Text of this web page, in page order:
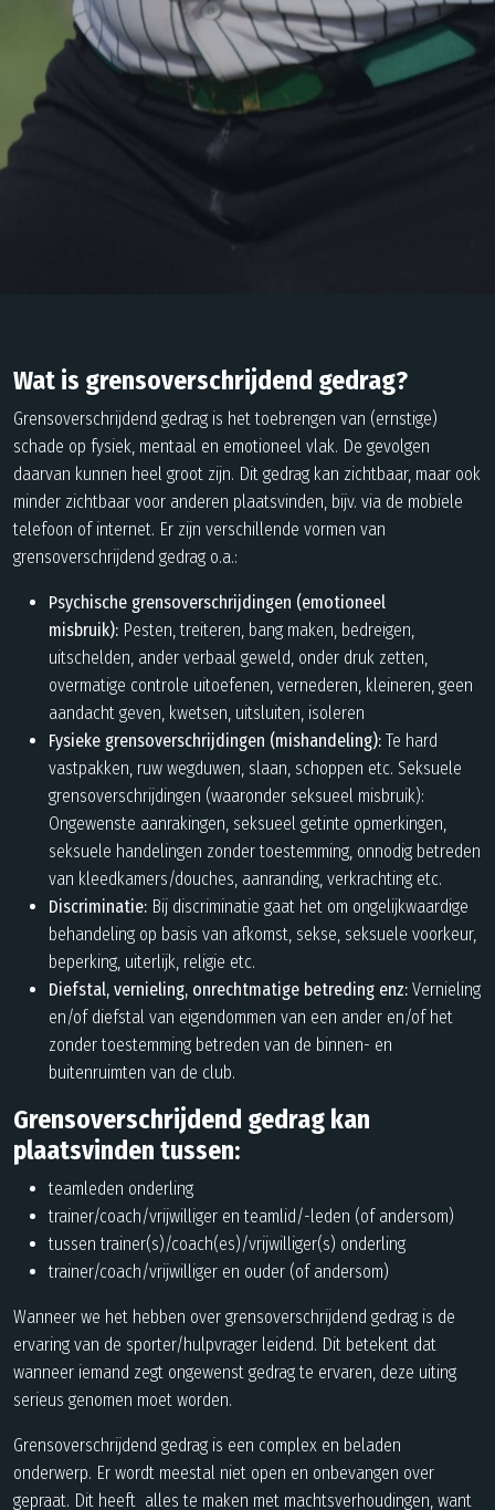
Wat is grensoverschrijdend gedrag?
Grensoverschrijdend gedrag is het toebrengen van (ernstige)
schade op fysiek, mentaal en emotioneel vlak. De gevolgen
daarvan kunnen heel groot zijn. Dit gedrag kan zichtbaar, maar ook
minder zichtbaar voor anderen plaatsvinden, bijv. via de mobiele
telefoon of internet. Er zijn verschillende vormen van
grensoverschrijdend gedrag o.a.:
Psychische grensoverschrijdingen (emotioneel
misbruik): Pesten, treiteren, bang maken, bedreigen,
uitschelden, ander verbaal geweld, onder druk zetten,
overmatige controle uitoefenen, vernederen, kleineren, geen
aandacht geven, kwetsen, uitsluiten, isoleren
Fysieke grensoverschrijdingen (mishandeling): Te hard
vastpakken, ruw wegduwen, slaan, schoppen etc. Seksuele
grensoverschrijdingen (waaronder seksueel misbruik):
Ongewenste aanrakingen, seksueel getinte opmerkingen,
seksuele handelingen zonder toestemming, onnodig betreden
van kleedkamers/douches, aanranding, verkrachting etc.
Discriminatie: Bij discriminatie gaat het om ongelijkwaardige
behandeling op basis van afkomst, sekse, seksuele voorkeur,
beperking, uiterlijk, religie etc.
Diefstal, vernieling, onrechtmatige betreding enz: Vernieling
en/of diefstal van eigendommen van een ander en/of het
zonder toestemming betreden van de binnen- en
buitenruimten van de club.
Grensoverschrijdend gedrag kan
plaatsvinden tussen:
teamleden onderling
trainer/coach/vrijwilliger en teamlid/-leden (of andersom)
tussen trainer(s)/coach(es)/vrijwilliger(s) onderling
trainer/coach/vrijwilliger en ouder (of andersom)
Wanneer we het hebben over grensoverschrijdend gedrag is de
ervaring van de sporter/hulpvrager leidend. Dit betekent dat
wanneer iemand zegt ongewenst gedrag te ervaren, deze uiting
serieus genomen moet worden.
Grensoverschrijdend gedrag is een complex en beladen
onderwerp. Er wordt meestal niet open en onbevangen over
gepraat. Dit heeft alles te maken met machtsverhoudingen, want